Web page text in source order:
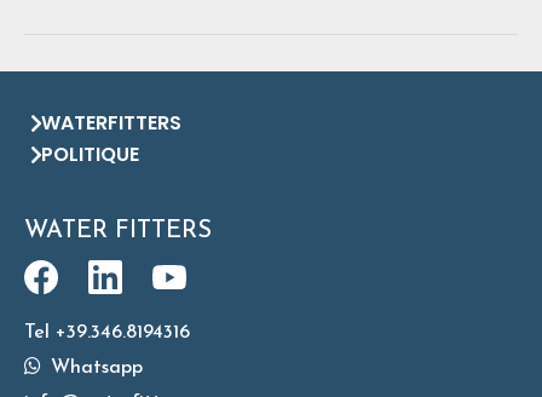
WATERFITTERS
POLITIQUE
WATER FITTERS
Tel +39.346.8194316
Whatsapp